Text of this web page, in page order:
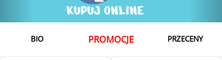
BIO PROMOCJE PRZECENY